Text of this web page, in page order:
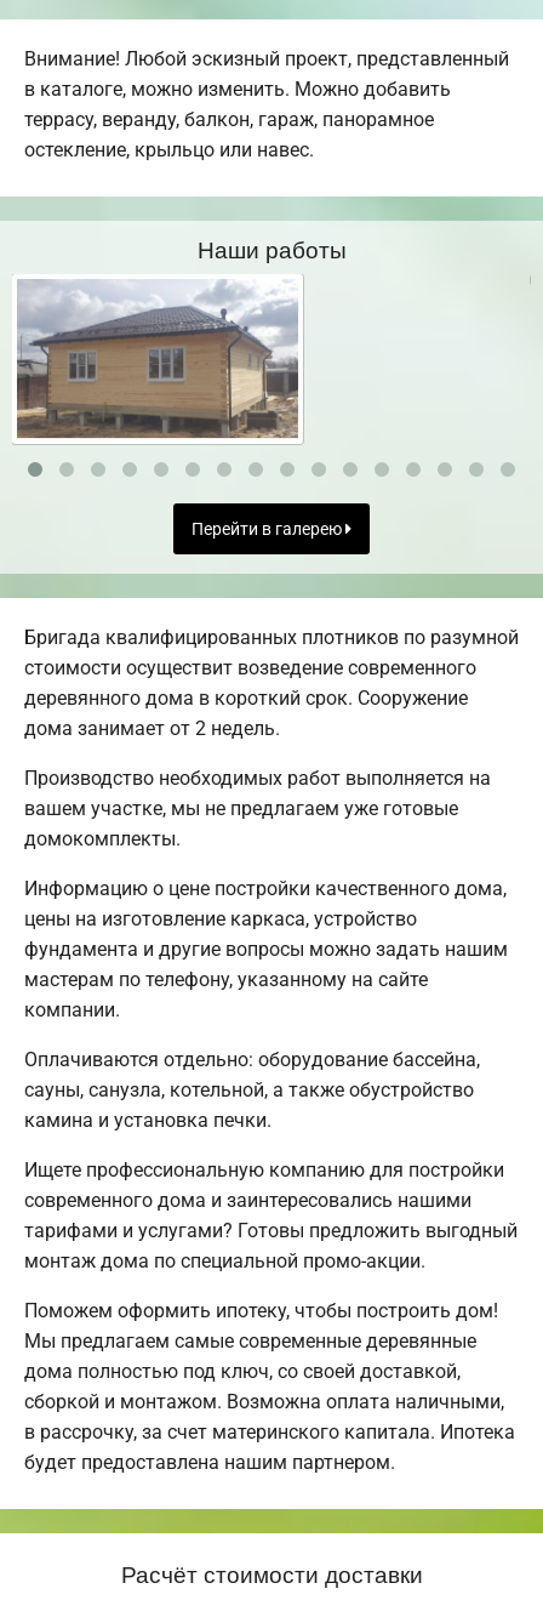
Внимание! Любой эскизный проект, представленный
в каталоге, можно изменить. Можно добавить
террасу, веранду, балкон, гараж, панорамное
остекление, крыльцо или навес.
Наши работы
Перейти в галерею
Бригада квалифицированных плотников по разумной
стоимости осуществит возведение современного
деревянного дома в короткий срок. Сооружение
дома занимает от 2 недель.
Производство необходимых работ выполняется на
вашем участке, мы не предлагаем уже готовые
домокомплекты.
Информацию о цене постройки качественного дома,
цены на изготовление каркаса, устройство
фундамента и другие вопросы можно задать нашим
мастерам по телефону, указанному на сайте
компании.
Оплачиваются отдельно: оборудование бассейна,
сауны, санузла, котельной, а также обустройство
камина и установка печки.
Ищете профессиональную компанию для постройки
современного дома и заинтересовались нашими
тарифами и услугами? Готовы предложить выгодный
монтаж дома по специальной промо-акции.
Поможем оформить ипотеку, чтобы построить дом!
Мы предлагаем самые современные деревянные
дома полностью под ключ, со своей доставкой,
сборкой и монтажом. Возможна оплата наличными,
в рассрочку, за счет материнского капитала. Ипотека
будет предоставлена нашим партнером.
Расчёт стоимости доставки